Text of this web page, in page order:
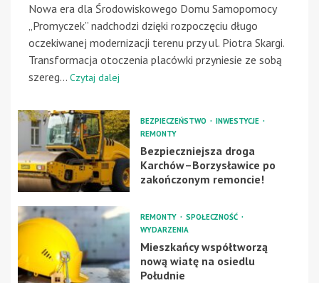
Nowa era dla Środowiskowego Domu Samopomocy
„Promyczek” nadchodzi dzięki rozpoczęciu długo
oczekiwanej modernizacji terenu przy ul. Piotra Skargi.
Transformacja otoczenia placówki przyniesie ze sobą
szereg... Czytaj dalej
BEZPIECZEŃSTWO
INWESTYCJE
REMONTY
Bezpieczniejsza droga
Karchów–Borzysławice po
zakończonym remoncie!
REMONTY
SPOŁECZNOŚĆ
WYDARZENIA
Mieszkańcy współtworzą
nową wiatę na osiedlu
Południe